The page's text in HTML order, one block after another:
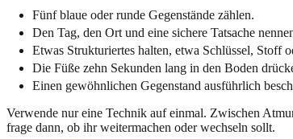
Fünf blaue oder runde Gegenstände zählen.
Den Tag, den Ort und eine sichere Tatsache
Etwas Strukturiertes halten, etwa Schlüssel, Stoff
Die Füße zehn Sekunden lang in den Boden
Einen gewöhnlichen Gegenstand ausführlich
Verwende nur eine Technik auf einmal. Zwischen
frage dann, ob ihr weitermachen oder wechseln sollt.